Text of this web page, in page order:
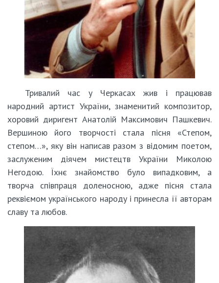
Тривалий час у Черкасах жив і працював
народний артист України, знаменитий композитор,
хоровий диригент Анатолій Максимович Пашкевич.
Вершиною його творчості стала пісня «Степом,
степом…», яку він написав разом з відомим поетом,
заслуженим діячем мистецтв України Миколою
Негодою. Їхнє знайомство було випадковим, а
творча співпраця доленосною, адже пісня стала
реквіємом українського народу і принесла її авторам
славу та любов.